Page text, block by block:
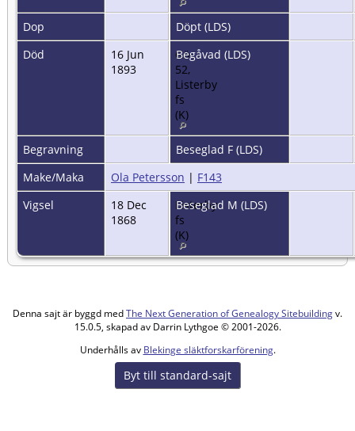
Dop
Döpt (LDS)
Död
16 Jun
1893
Gö
52,
Listerby
fs
(K)
Begåvad (LDS)
Begravning
Beseglad F (LDS)
Make/Maka
Ola Petersson | F143
Vigsel
18 Dec
1868
Listerby
fs
(K)
Beseglad M (LDS)
Denna sajt är byggd medThe Next Generation of Genealogy Sitebuildingv.
15.0.5, skapad av Darrin Lythgoe © 2001-2026.
Underhålls av Blekinge släktforskarförening.
Byt till standard-sajt